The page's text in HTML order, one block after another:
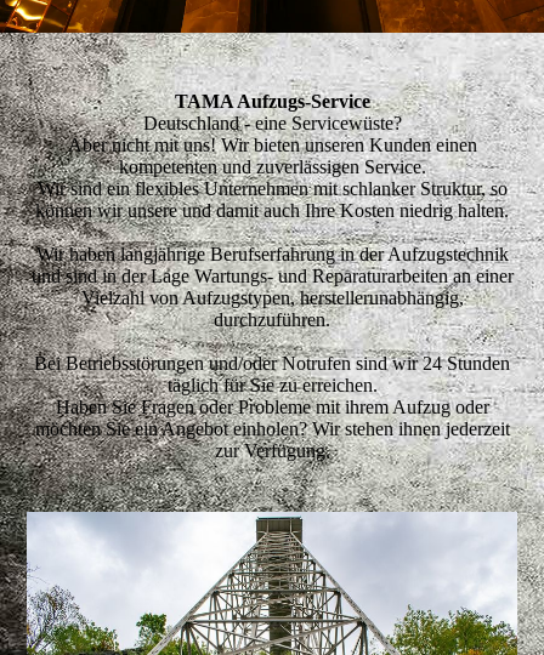
TAMA Aufzugs-Service
Deutschland - eine Servicewüste?
Aber nicht mit uns! Wir bieten unseren Kunden einen
kompetenten und zuverlässigen Service.
Wir sind ein flexibles Unternehmen mit schlanker Struktur, so
können wir unsere und damit auch Ihre Kosten niedrig halten.
Wir haben langjährige Berufserfahrung in der Aufzugstechnik
und sind in der Lage Wartungs- und Reparaturarbeiten an einer
Vielzahl von Aufzugstypen, herstellerunabhängig,
durchzuführen.
Bei Betriebsstörungen und/oder Notrufen sind wir 24 Stunden
täglich für Sie zu erreichen.
Haben Sie Fragen oder Probleme mit ihrem Aufzug oder
möchten Sie ein Angebot einholen? Wir stehen ihnen jederzeit
zur Verfügung.